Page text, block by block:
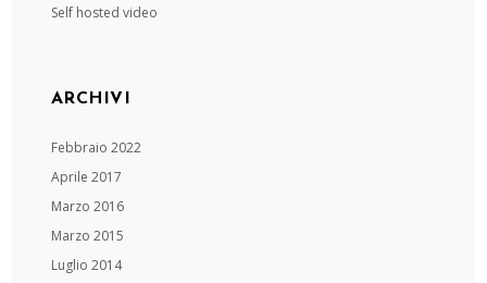
Self hosted video
ARCHIVI
Febbraio 2022
Aprile 2017
Marzo 2016
Marzo 2015
Luglio 2014